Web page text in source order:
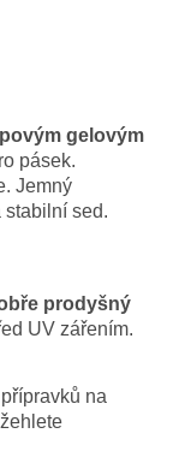
gelovým
pásek.
Jemný
sed.
prodyšný
UV zářením.
na